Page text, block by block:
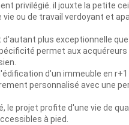
privilégié. il jouxte la petite
vie ou de travail verdoyant et
plus exceptionnelle
permet aux
d'un immeuble en
personnalisé avec une
le projet profite d'une vie de
à pied.